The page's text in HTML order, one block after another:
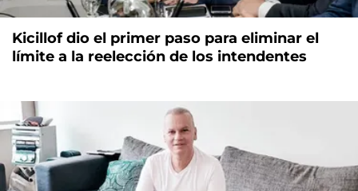
Kicillof dio el primer paso para eliminar el
límite a la reelección de los intendentes